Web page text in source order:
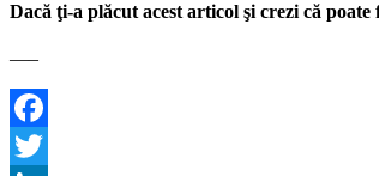
Dacă ţi-a plăcut acest articol şi crezi că
—–
Facebook